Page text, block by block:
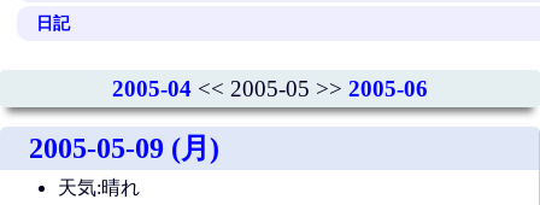
日記
2005-04 << 2005-05 >> 2005-06
2005-05-09 (月)
天気:晴れ